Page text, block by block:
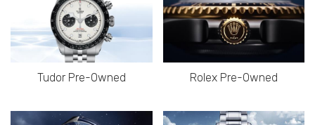
Rolex Pre-Owned
Tudor Pre-Owned